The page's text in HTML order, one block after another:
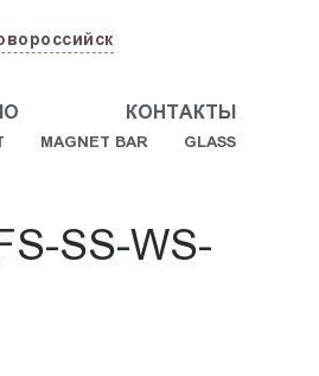
КОНТАКТЫ
MAGNET BAR GLASS
SS-WS-